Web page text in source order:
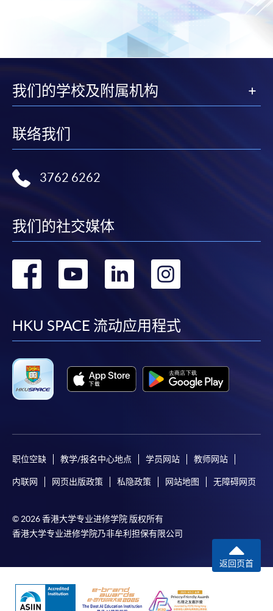
我们的学校及附属机构
联络我们
3762 6262
我们的社交媒体
转
facebook
转
youtube
转
linkedin
转
HKU SPACE 流动应用程式
职位空缺 教学/报名中心地点 学员网站 教师网站
内联网 网页出版政策 私隐政策 网站地图 无障碍网页
© 2026 香港大学专业进修学院 版权所有
香港大学专业进修学院乃非牟利担保有限公司
返回页首